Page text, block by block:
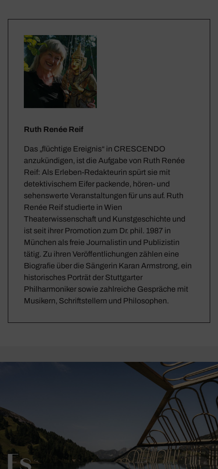
Ruth Renée Reif
Das „flüchtige Ereignis“ in CRESCENDO
anzukündigen, ist die Aufgabe von Ruth Renée
Reif: Als Erleben-Redakteurin spürt sie mit
detektivischem Eifer packende, hören- und
sehenswerte Veranstaltungen für uns auf. Ruth
Renée Reif studierte in Wien
Theaterwissenschaft und Kunstgeschichte und
ist seit ihrer Promotion zum Dr. phil. 1987 in
München als freie Journalistin und Publizistin
tätig. Zu ihren Veröffentlichungen zählen eine
Biografie über die Sängerin Karan Armstrong, ein
historisches Porträt der Stuttgarter
Philharmoniker sowie zahlreiche Gespräche mit
Musikern, Schriftstellern und Philosophen.